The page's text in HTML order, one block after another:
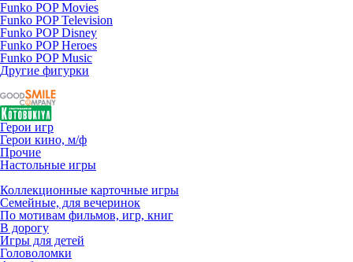
Funko POP Movies
Funko POP Television
Funko POP Disney
Funko POP Heroes
Funko POP Music
Другие фигурки
Герои игр
Герои кино, м/ф
Прочие
Настольные игры
Коллекционные карточные игры
Семейные, для вечеринок
По мотивам фильмов, игр, книг
В дорогу
Игры для детей
Головоломки